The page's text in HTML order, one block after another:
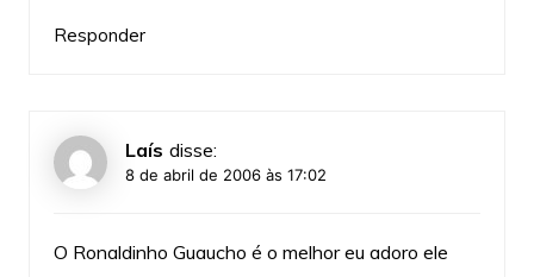
Responder
Laís disse:
8 de abril de 2006 às 17:02
O Ronaldinho Guaucho é o melhor eu adoro ele